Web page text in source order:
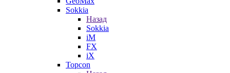
Sokkia
Назад
Sokkia
iM
FX
iX
Topcon